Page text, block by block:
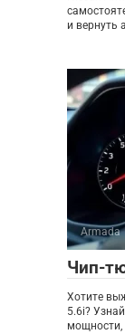
и
Armada
Чип-
Хотите
5.6i?
мощности,